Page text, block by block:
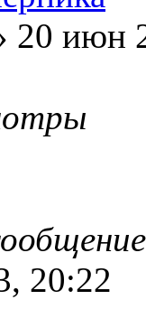
20 июн
20:22